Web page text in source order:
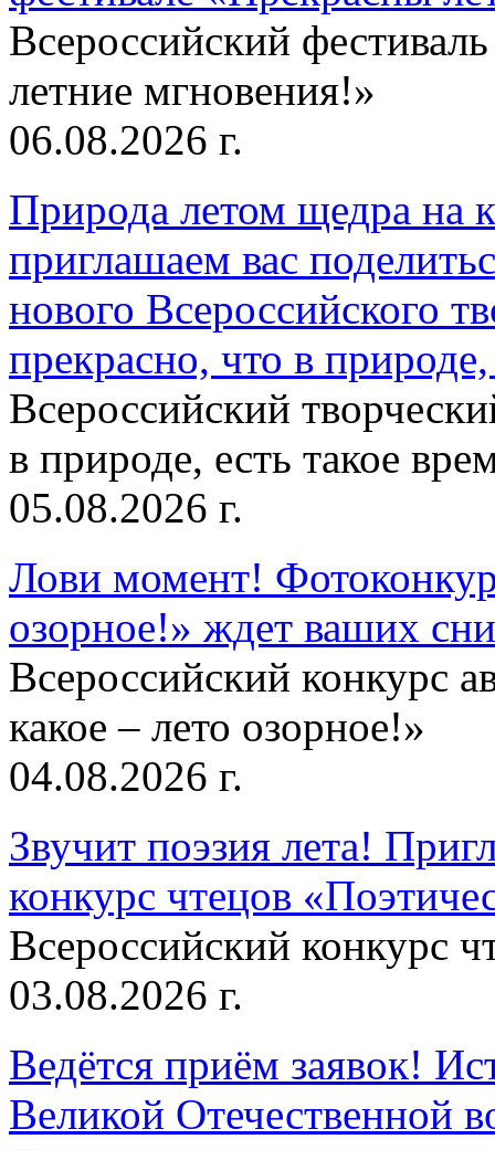
Всероссийский
летние мгновения!»
06.08.2026 г.
Природа летом щедра на
приглашаем вас
нового Всероссийского
прекрасно, что в
Всероссийский
в природе, есть такое
05.08.2026 г.
Лови момент!
озорное!» ждет ваших
Всероссийский конкурс
какое – лето озорное!»
04.08.2026 г.
Звучит поэзия лета!
конкурс чтецов
Всероссийский конкурс
03.08.2026 г.
Ведётся приём заявок!
Великой Отечественной